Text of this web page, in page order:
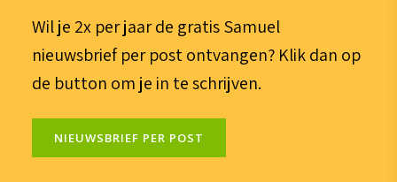
Wil je 2x per jaar de gratis Samuel
nieuwsbrief per post ontvangen? Klik dan op
de button om je in te schrijven.
NIEUWSBRIEF PER POST